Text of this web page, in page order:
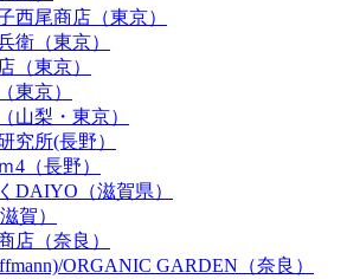
西尾商店（東京）
衛（東京）
（東京）
東京）
山梨・東京）
究所(長野）
4（長野）
DAIYO（滋賀県）
賀）
店（奈良）
ORGANIC GARDEN（奈良）